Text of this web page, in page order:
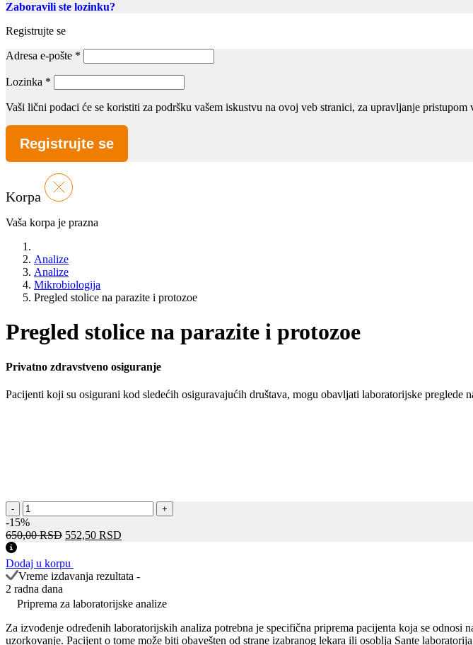
Zaboravili ste lozinku?
Registrujte se
Adresa e-pošte *
Lozinka *
Vaši lični podaci će se koristiti za podršku vašem iskustvu na ovoj veb stranici, za upravljanje pristupom
Registrujte se
Korpa
Vaša korpa je prazna
Analize
Analize
Mikrobiologija
Pregled stolice na parazite i protozoe
Pregled stolice na parazite i protozoe
Privatno zdravstveno osiguranje
Pacijenti koji su osigurani kod sledećih osiguravajućih društava, mogu obavljati laboratorijske preglede
-
Pregled
stolice
na
i
protozoe
количина
+
-15%
650,00RSD Оригинална
је
била:
650,00 RSD.
552,50 RSD
552,50 RSD.
Dodaj u korpu
Vreme izdavanja rezultata -
2 radna dana
Priprema za laboratorijske analize
Za izvođenje određenih laboratorijskih analiza potrebna je specifična priprema pacijenta koja se
uzorkovanje. Pacijent o tome može biti obavešten od strane izabranog lekara ili osoblja Sante